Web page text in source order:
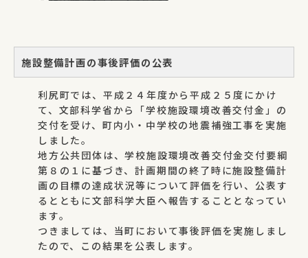
施設整備計画の事後評価の公表
利尻町では、平成２４年度から平成２５度にかけ
て、文部科学省から「学校施設環境改善交付金」の
交付を受け、町内小・中学校の地震補強工事を実施
しました。
地方公共団体は、学校施設環境改善交付金交付要綱
第８の１に基づき、計画期間の終了時に施設整備計
画の目標の達成状況等について評価を行い、公表す
るとともに文部科学大臣へ報告することとなってい
ます。
つきましては、当町において事後評価を実施しまし
たので、この結果を公表します。